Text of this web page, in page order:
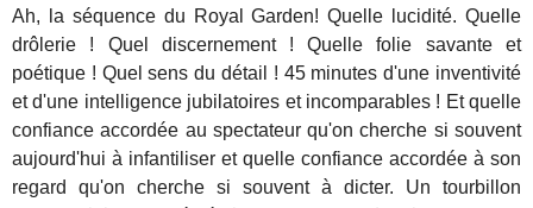
Ah, la séquence du Royal Garden! Quelle lucidité. Quelle
drôlerie ! Quel discernement ! Quelle folie savante et
poétique ! Quel sens du détail ! 45 minutes d'une inventivité
et d'une intelligence jubilatoires et incomparables ! Et quelle
confiance accordée au spectateur qu'on cherche si souvent
aujourd'hui à infantiliser et quelle confiance accordée à son
regard qu'on cherche si souvent à dicter. Un tourbillon